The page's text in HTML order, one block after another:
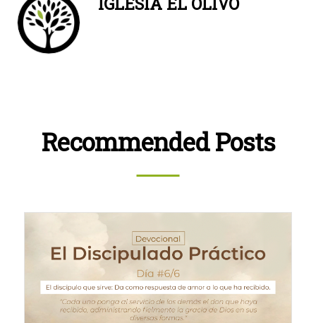
Recommended Posts